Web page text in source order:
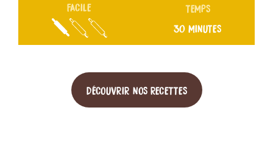
FACILE TEMPS
30 MINUTES
DÉCOUVRIR NOS RECETTES